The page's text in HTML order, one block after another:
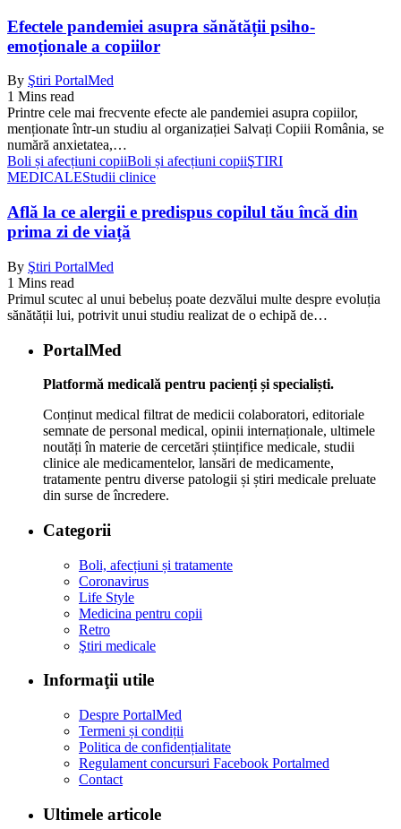
Efectele pandemiei asupra sănătății psiho-
emoționale a copiilor
By Ştiri PortalMed
1 Mins read
Printre cele mai frecvente efecte ale pandemiei asupra copiilor,
menționate într-un studiu al organizației Salvați Copiii România, se
numără anxietatea,…
Boli și afecțiuni copiiBoli și afecțiuni copiiŞTIRI
MEDICALEStudii clinice
Află la ce alergii e predispus copilul tău încă din
prima zi de viață
By Ştiri PortalMed
1 Mins read
Primul scutec al unui bebeluș poate dezvălui multe despre evoluția
sănătății lui, potrivit unui studiu realizat de o echipă de…
PortalMed
Platformă medicală pentru pacienți și specialiști.
Conținut medical filtrat de medicii colaboratori, editoriale
semnate de personal medical, opinii internaționale, ultimele
noutăți în materie de cercetări științifice medicale, studii
clinice ale medicamentelor, lansări de medicamente,
tratamente pentru diverse patologii și știri medicale preluate
din surse de încredere.
Categorii
Boli, afecțiuni și tratamente
Coronavirus
Life Style
Medicina pentru copii
Retro
Ştiri medicale
Informaţii utile
Despre PortalMed
Termeni și condiții
Politica de confidențialitate
Regulament concursuri Facebook Portalmed
Contact
Ultimele articole